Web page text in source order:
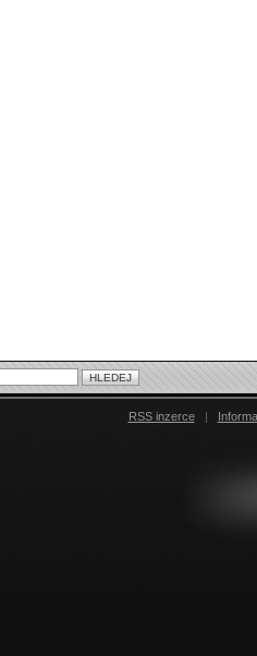
RSS inzerce |